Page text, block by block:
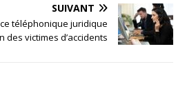
SUIVANT
téléphonique juridique
des victimes d’accidents